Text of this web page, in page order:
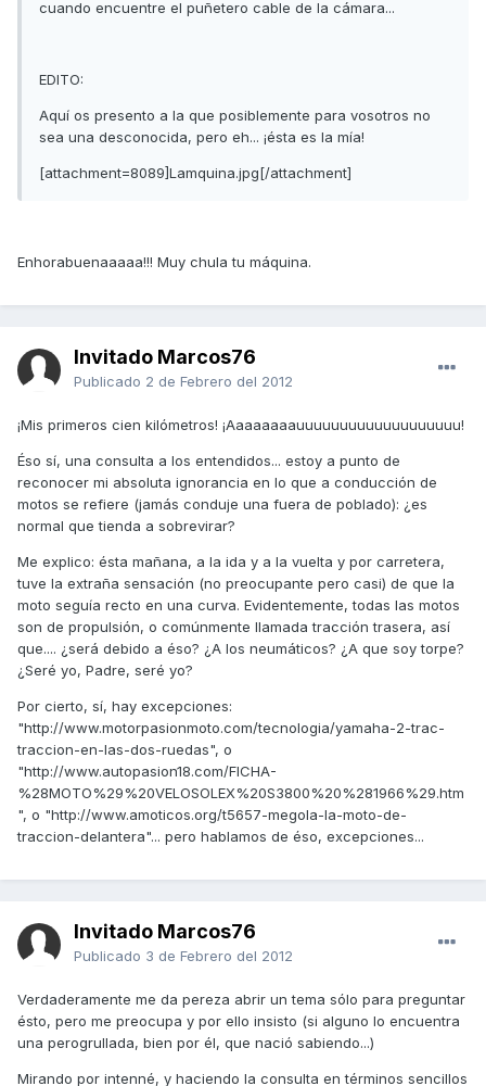
cuando encuentre el puñetero cable de la cámara...
EDITO:
Aquí os presento a la que posiblemente para vosotros no
sea una desconocida, pero eh... ¡ésta es la mía!
[attachment=8089]Lamquina.jpg[/attachment]
Enhorabuenaaaaa!!! Muy chula tu máquina.
Invitado Marcos76
Publicado 2 de Febrero del 2012
¡Mis primeros cien kilómetros! ¡Aaaaaaaauuuuuuuuuuuuuuuuuuu!
Éso sí, una consulta a los entendidos... estoy a punto de
reconocer mi absoluta ignorancia en lo que a conducción de
motos se refiere (jamás conduje una fuera de poblado): ¿es
normal que tienda a sobrevirar?
Me explico: ésta mañana, a la ida y a la vuelta y por carretera,
tuve la extraña sensación (no preocupante pero casi) de que la
moto seguía recto en una curva. Evidentemente, todas las motos
son de propulsión, o comúnmente llamada tracción trasera, así
que.... ¿será debido a éso? ¿A los neumáticos? ¿A que soy torpe?
¿Seré yo, Padre, seré yo?
Por cierto, sí, hay excepciones:
"http://www.motorpasionmoto.com/tecnologia/yamaha-2-trac-
traccion-en-las-dos-ruedas", o
"http://www.autopasion18.com/FICHA-
%28MOTO%29%20VELOSOLEX%20S3800%20%281966%29.htm
", o "http://www.amoticos.org/t5657-megola-la-moto-de-
traccion-delantera"... pero hablamos de éso, excepciones...
Invitado Marcos76
Publicado 3 de Febrero del 2012
Verdaderamente me da pereza abrir un tema sólo para preguntar
ésto, pero me preocupa y por ello insisto (si alguno lo encuentra
una perogrullada, bien por él, que nació sabiendo...)
Mirando por intenné, y haciendo la consulta en términos sencillos